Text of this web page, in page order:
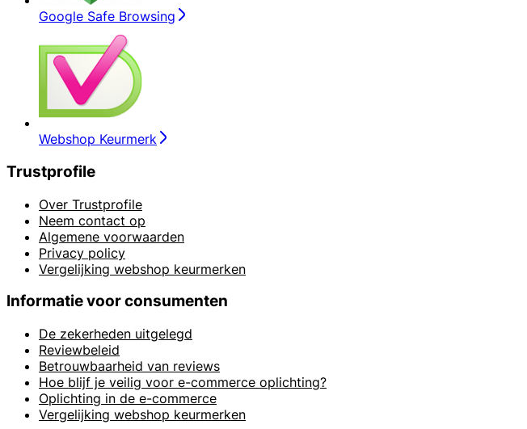
Google Safe Browsing
Webshop Keurmerk
Trustprofile
Over Trustprofile
Neem contact op
Algemene voorwaarden
Privacy policy
Vergelijking webshop keurmerken
Informatie voor consumenten
De zekerheden uitgelegd
Reviewbeleid
Betrouwbaarheid van reviews
Hoe blijf je veilig voor e-commerce oplichting?
Oplichting in de e-commerce
Vergelijking webshop keurmerken